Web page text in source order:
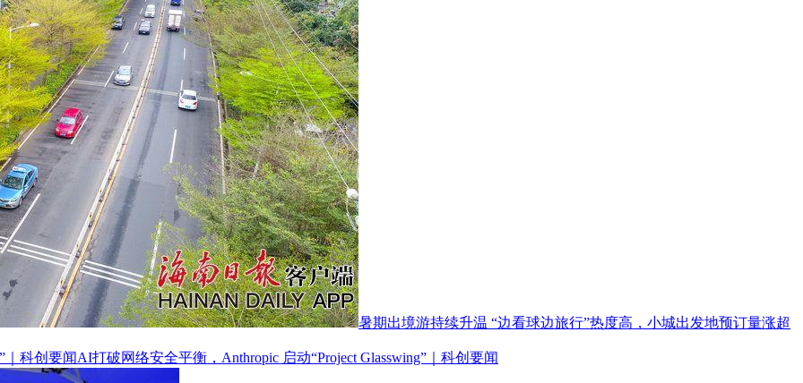
暑期出境游持续升温 “边看球边旅行”热度高，小城出发地预订量涨超
AI打破网络安全平衡，Anthropic 启动“Project Glasswing”｜科创要闻